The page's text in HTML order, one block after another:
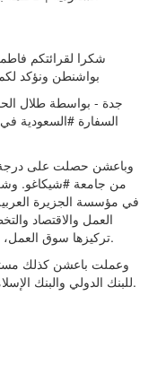
شكرا لقرائتكم
بواشنطن ونؤكد لكم
جدة - بواسطة طلال
السفارة #السعودية
وباعشن حصلت على درجة
من جامعة #شيكاغو.
في مؤسسة الجزيرة
تركيزها سوق العمل، وتنمية القطاع الخاص، وتمكين المرأة اقتصاديًّا.
وعملت باعشن كذلك
للبنك الدولي والبنكلتنمية الشباب.